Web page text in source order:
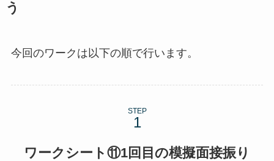
う
今回のワークは以下の順で行います。
STEP
ワークシート⑪1回目の模擬面接振り